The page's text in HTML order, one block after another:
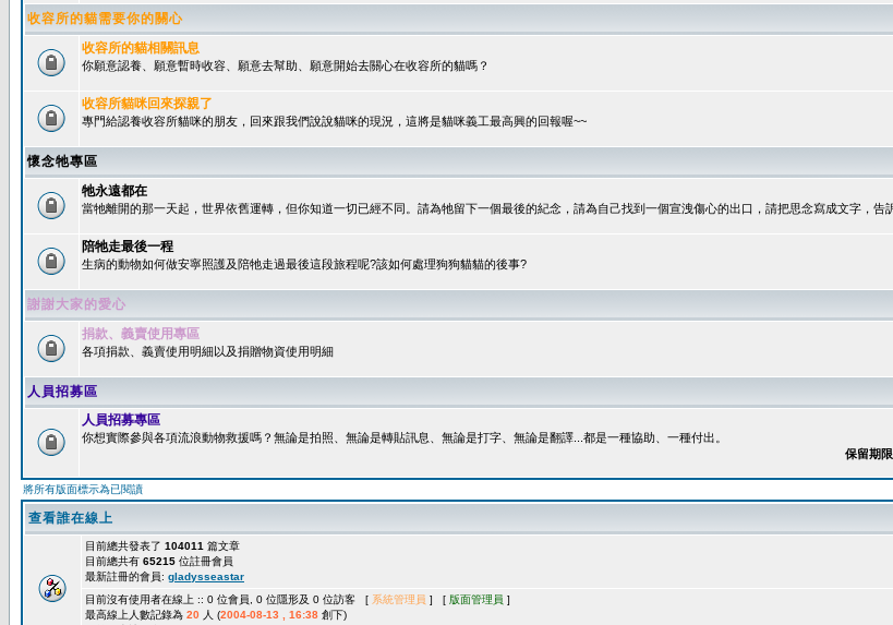
收容所的貓需要你的關心
收容所的貓相關訊息
你願意認養、願意暫時收容、願意去幫助、願意開始去關心在收容所的貓嗎？
收容所貓咪回來探親了
專門給認養收容所貓咪的朋友，回來跟我們說說貓咪的現況，這將是貓咪義工最高興的回報喔~~
懷念牠專區
牠永遠都在
當牠離開的那一天起，世界依舊運轉，但你知道一切已經不同。請為牠留下一個最後的紀念，請為自己找到一個宣洩傷心的出口，請把思念寫成文字，告
陪牠走最後一程
生病的動物如何做安寧照護及陪牠走過最後這段旅程呢?該如何處理狗狗貓貓的後事?
謝謝大家的愛心
捐款、義賣使用專區
各項捐款、義賣使用明細以及捐贈物資使用明細
人員招募區
人員招募專區
你想實際參與各項流浪動物救援嗎？無論是拍照、無論是轉貼訊息、無論是打字、無論是翻譯...都是一種協助、一種付出。
保留期限：60
將所有版面標示為已閱讀
查看誰在線上
目前總共發表了 104011 篇文章
目前總共有 65215 位註冊會員
最新註冊的會員: gladysseastar
目前沒有使用者在線上 :: 0 位會員, 0 位隱形及 0 位訪客 [ 系統管理員 ] [ 版面管理員 ]
最高線上人數記錄為 20 人 (2004-08-13 , 16:38 創下)